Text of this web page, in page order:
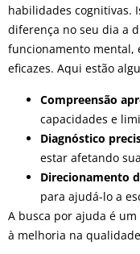
habilidades cognitivas.
diferença no seu dia a
funcionamento mental,
eficazes. Aqui estão
Compreensão
capacidades e
Diagnóstico
estar afetando
Direcionamento
para ajudá-lo a
A busca por ajuda é
à melhoria na